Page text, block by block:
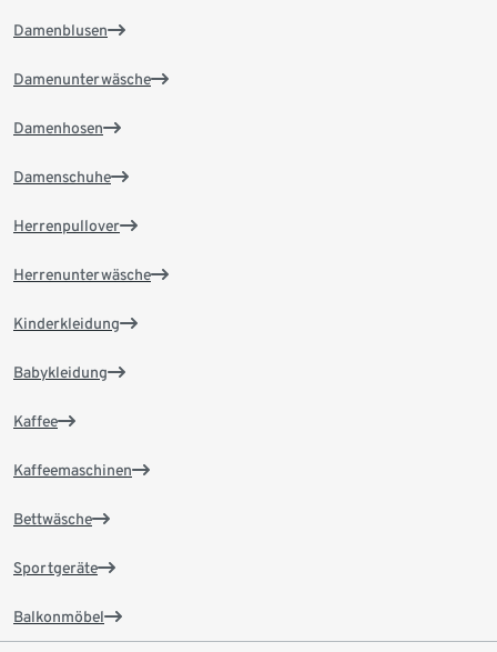
Damenblusen
Damenunterwäsche
Damenhosen
Damenschuhe
Herrenpullover
Herrenunterwäsche
Kinderkleidung
Babykleidung
Kaffee
Kaffeemaschinen
Bettwäsche
Sportgeräte
Balkonmöbel